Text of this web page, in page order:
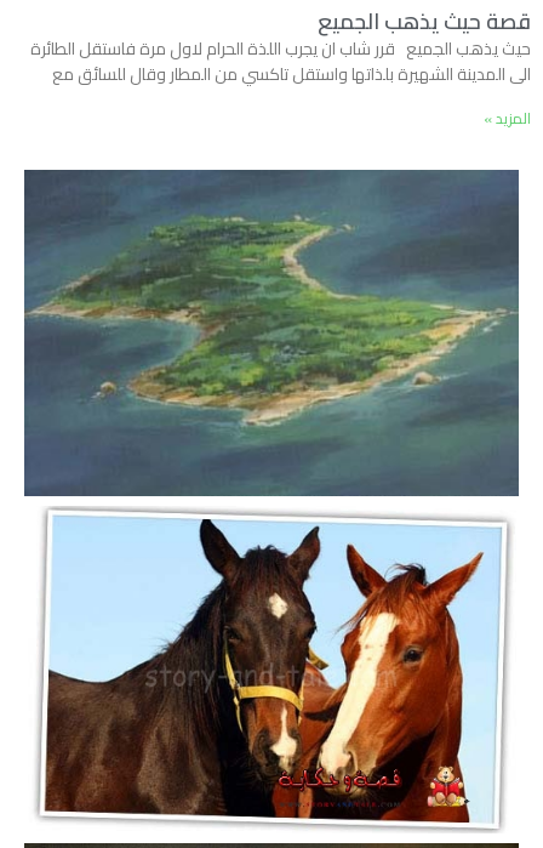
قصة حيث يذهب الجميع
حيث يذهب الجميع قرر شاب ان يجرب اللذة الحرام لاول مرة فاستقل الطائرة
الى المدينة الشهيرة بلذاتها واستقل تاكسي من المطار وقال للسائق مع
المزيد »